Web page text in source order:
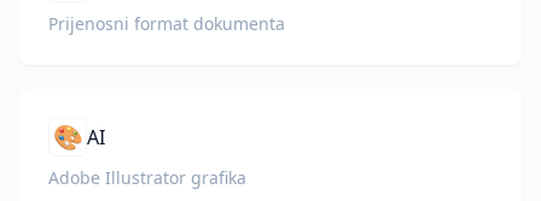
Prijenosni format dokumenta
🎨AI
Adobe Illustrator grafika